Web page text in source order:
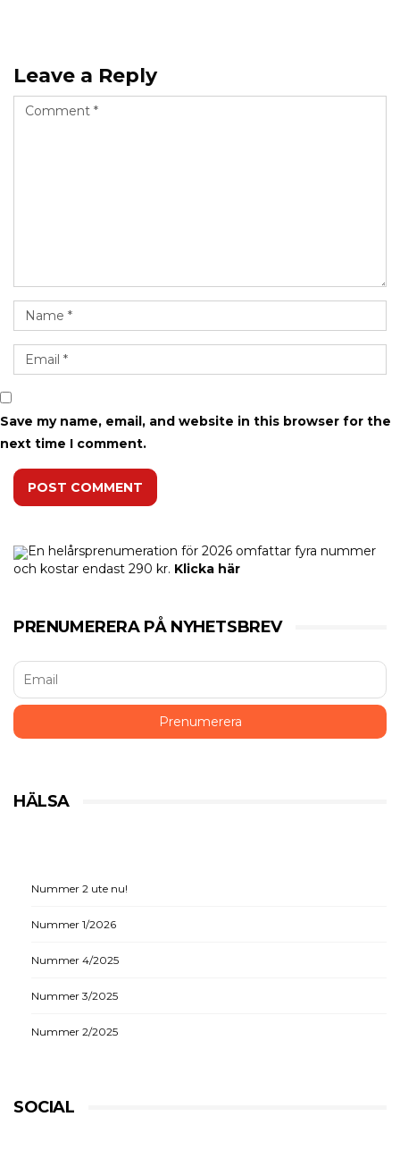
Leave a Reply
Save my name, email, and website in this browser for the
next time I comment.
POST COMMENT
En helårsprenumeration för 2026 omfattar fyra nummer
och kostar endast 290 kr. Klicka här
PRENUMERERA PÅ NYHETSBREV
HÄLSA
Nummer 2 ute nu!
Nummer 1/2026
Nummer 4/2025
Nummer 3/2025
Nummer 2/2025
SOCIAL